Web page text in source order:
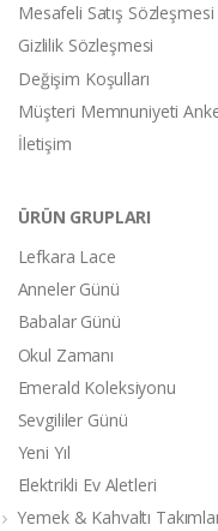
Mesafeli Satış Sözleşmesi
Gizlilik Sözleşmesi
Değişim Koşulları
Müşteri Memnuniyeti
İletişim
ÜRÜN GRUPLARI
Lefkara Lace
Anneler Günü
Babalar Günü
Okul Zamanı
Emerald Koleksiyonu
Sevgililer Günü
Yeni Yıl
Elektrikli Ev Aletleri
Yemek & Kahvaltı